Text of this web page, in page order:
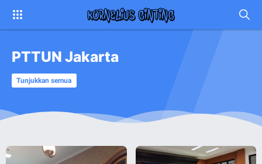
PTTUN Jakarta
Tunjukkan semua